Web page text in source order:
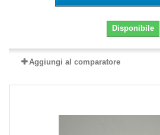
Disponibile
Aggiungi al comparatore